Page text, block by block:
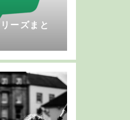
ーズまと